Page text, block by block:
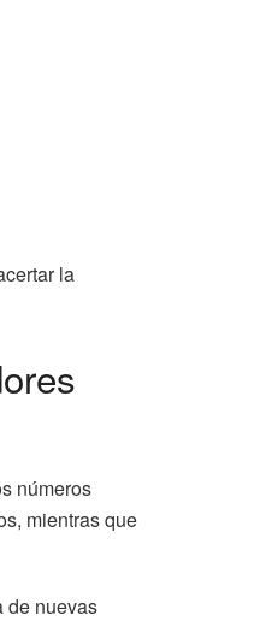
la
números
mientras que
de nuevas